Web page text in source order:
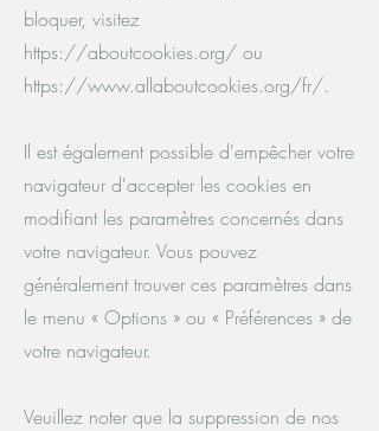
bloquer, visitez
https://aboutcookies.org/ ou
https://www.allaboutcookies.org/fr/.
Il est également possible d'empêcher votre
navigateur d'accepter les cookies en
modifiant les paramètres concernés dans
votre navigateur. Vous pouvez
généralement trouver ces paramètres dans
le menu « Options » ou « Préférences » de
votre navigateur.
Veuillez noter que la suppression de nos